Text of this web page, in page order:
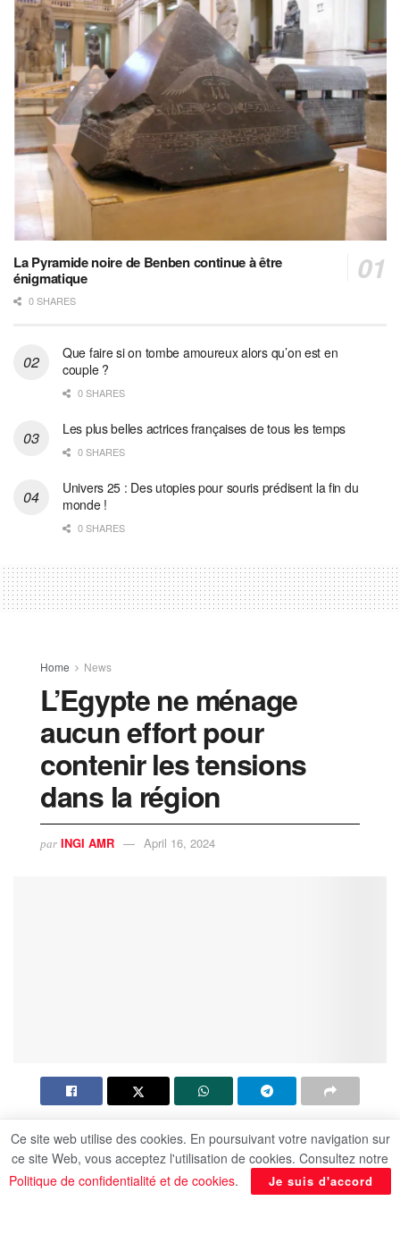
La Pyramide noire de Benben continue à être
énigmatique
0 SHARES
Que faire si on tombe amoureux alors qu’on est en
couple ?
0 SHARES
Les plus belles actrices françaises de tous les temps
0 SHARES
Univers 25 : Des utopies pour souris prédisent la fin du
monde !
0 SHARES
Home News
L’Egypte ne ménage
aucun effort pour
contenir les tensions
dans la région
par INGI AMR April 16, 2024
L’Egypte n’est pas restée les bras croisés face aux
événements qui se déroulent dans la région, voire
elle ne ménage aucun effort pour contenir ces
Ce site web utilise des cookies. En poursuivant votre navigation sur
ce site Web, vous acceptez l'utilisation de cookies. Consultez notre
Politique de confidentialité et de cookies. Je suis d'accord